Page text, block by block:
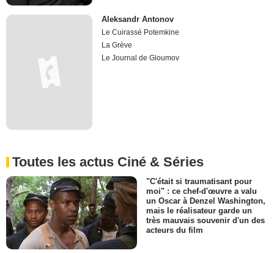
Aleksandr Antonov
Le Cuirassé Potemkine
La Grève
Le Journal de Gloumov
Toutes les actus Ciné & Séries
"C'était si traumatisant pour
moi" : ce chef-d'œuvre a valu
un Oscar à Denzel Washington,
mais le réalisateur garde un
très mauvais souvenir d'un des
acteurs du film